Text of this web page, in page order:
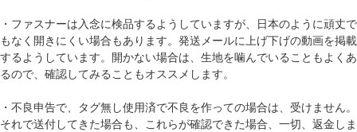
・ファスナーは入念に検品するようしていますが、日本のように頑丈で
もなく開きにくい場合もあります。発送メールに上げ下げの動画を掲載
するようしています。開かない場合は、生地を噛んでいることもよくあ
るので、確認してみることもオススメします。
・不良申告で、タグ無し使用済で不良を作っての場合は、受けません。
それで送付してきた場合も、これらが確認できた場合、一切、返金しま